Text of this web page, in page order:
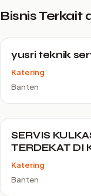
Bisnis Terkait
yusri teknik
Katering
Banten
SERVIS
TERDEKAT DI
Katering
Banten